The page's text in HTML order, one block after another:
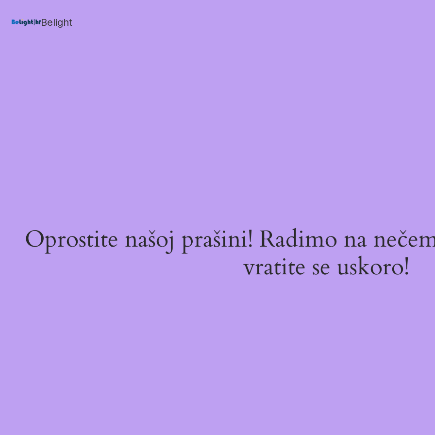
Belight
Oprostite našoj prašini! Radimo na
vratite se uskoro!